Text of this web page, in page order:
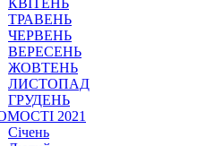
КВІТЕНЬ
ТРАВЕНЬ
ЧЕРВЕНЬ
ВЕРЕСЕНЬ
ЖОВТЕНЬ
ЛИСТОПАД
ГРУДЕНЬ
2021
Січень